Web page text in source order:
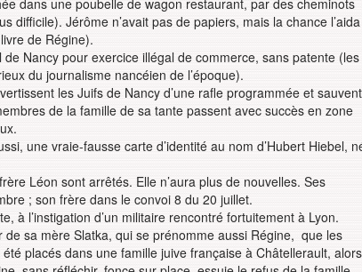
difficile). Jérôme n’avait pas de papiers, mais la chance l’aida
de Régine).
Nancy pour exercice illégal de commerce, sans patente (les
du journalisme nancéien de l’époque).
les Juifs de Nancy d’une rafle programmée et sauvent
de la famille de sa tante passent avec succès en zone
une vraie-fausse carte d’identité au nom d’Hubert Hiebel,
Léon sont arrêtés. Elle n’aura plus de nouvelles. Ses
; son frère dans le convoi 8 du 20 juillet.
à l’instigation d’un militaire rencontré fortuitement à Lyon.
sa mère Slatka, qui se prénomme aussi Régine, que les
placés dans une famille juive française à Châtellerault, alors